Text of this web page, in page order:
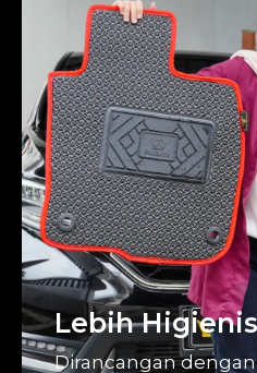
Lebih Higienis
Dirancangan